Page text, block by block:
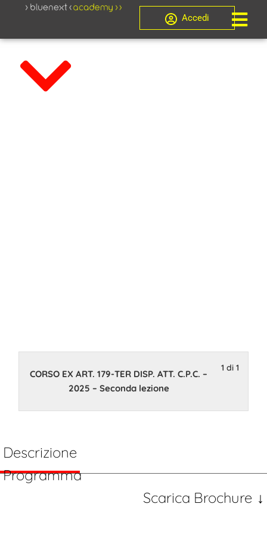
Accedi
23 Aprile 2025 14:00 1 di 1
CORSO EX ART. 179-TER DISP. ATT. C.P.C. –
2025 – Seconda lezione
Descrizione
Programma
Scarica Brochure